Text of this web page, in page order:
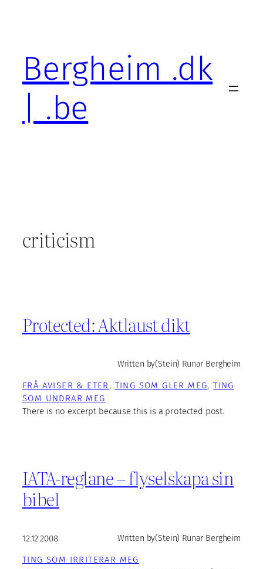
Bergheim .dk
| .be
criticism
Protected: Aktlaust dikt
Written by(Stein) Runar Bergheim
FRÅ AVISER & ETER , TING SOM GLER MEG, TING
SOM UNDRAR MEG
There is no excerpt because this is a protected post.
IATA-reglane – flyselskapa sin
bibel
12.12.2008 Written by(Stein) Runar Bergheim
TING SOM IRRITERAR MEG